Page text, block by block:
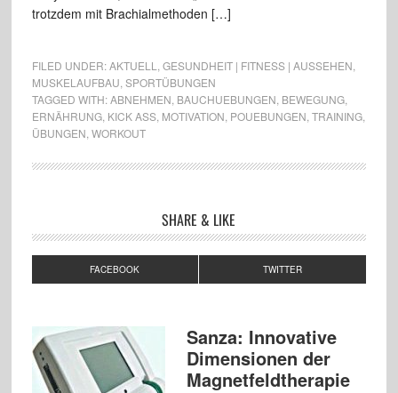
trotzdem mit Brachialmethoden […]
FILED UNDER:AKTUELL GESUNDHEIT | FITNESS | AUSSEHEN
MUSKELAUFBAU SPORTÜBUNGEN
TAGGED WITH:ABNEHMEN BAUCHUEBUNGEN BEWEGUNG,
ERNÄHRUNG, KICK ASS, MOTIVATION POUEBUNGEN TRAINING,
ÜBUNGEN WORKOUT
SHARE & LIKE
FACEBOOK TWITTER
Sanza: Innovative
Dimensionen der
Magnetfeldtherapie